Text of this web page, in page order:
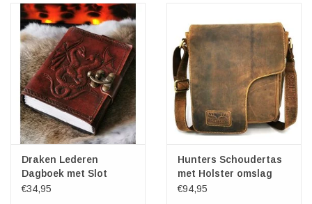
Draken Lederen
Dagboek met Slot
(notitieboek)
€34,95
Hunters Schoudertas
met Holster omslag
24x25x8cm
€94,95